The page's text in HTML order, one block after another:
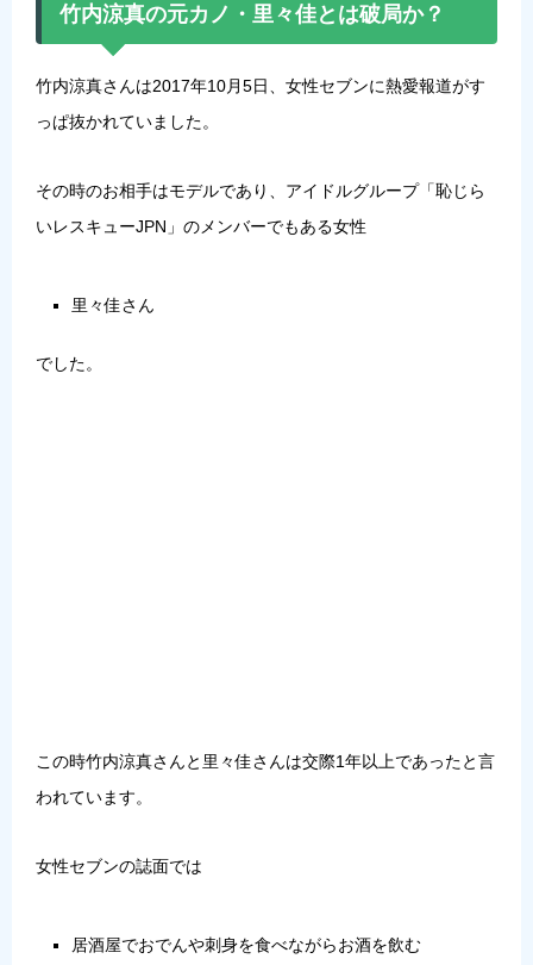
竹内涼真の元カノ・里々佳とは破局か？
竹内涼真さんは2017年10月5日、女性セブンに熱愛報道がす
っぱ抜かれていました。
その時のお相手はモデルであり、アイドルグループ「恥じら
いレスキューJPN 」のメンバーでもある女性
里々佳さん
でした。
この時竹内涼真さんと里々佳さんは交際1年以上であったと言
われています。
女性セブンの誌面では
居酒屋でおでんや刺身を食べながらお酒を飲む